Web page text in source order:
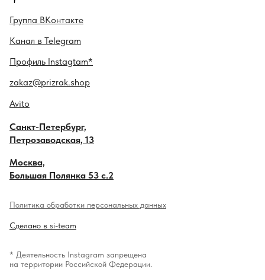
Политика обработки персональных данных
Сделано в si-team
Канал в Telegram
* Деятельность Instagram запрещена
на территории Российской Федерации.
Профиль Instagtam*
Гру ппа ВКонтакте
zakaz@prizrak.shop
Москва,
Большая Полянка 53 с.2
Санкт-Петербург,
Петрозаводская, 13
Avito